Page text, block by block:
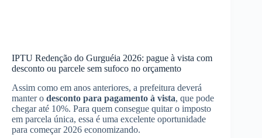
IPTU Redenção do Gurguéia 2026: pague à vista com
desconto ou parcele sem sufoco no orçamento
Assim como em anos anteriores, a prefeitura deverá
manter o desconto para pagamento à vista, que pode
chegar até 10%. Para quem consegue quitar o imposto
em parcela única, essa é uma excelente oportunidade
para começar 2026 economizando.